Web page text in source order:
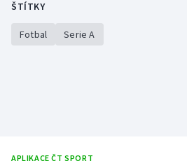
ŠTÍTKY
Fotbal Serie A
APLIKACE ČT SPORT